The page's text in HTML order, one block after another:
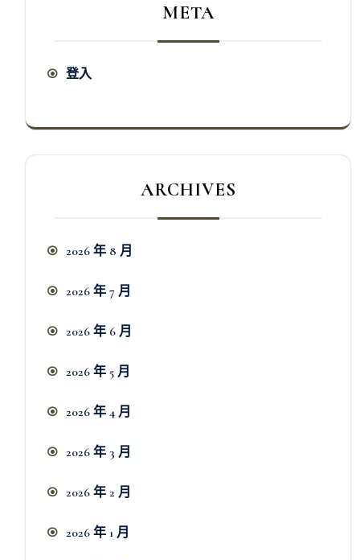
META
登入
ARCHIVES
2026 年 8 月
2026 年 7 月
2026 年 6 月
2026 年 5 月
2026 年 4 月
2026 年 3 月
2026 年 2 月
2026 年 1 月